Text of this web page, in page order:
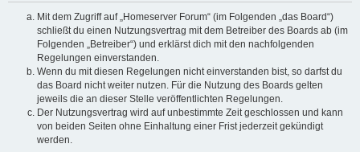
Mit dem Zugriff auf „Homeserver Forum“ (im Folgenden „das Board“)
schließt du einen Nutzungsvertrag mit dem Betreiber des Boards ab (im
Folgenden „Betreiber“) und erklärst dich mit den nachfolgenden
Regelungen einverstanden.
Wenn du mit diesen Regelungen nicht einverstanden bist, so darfst du
das Board nicht weiter nutzen. Für die Nutzung des Boards gelten
jeweils die an dieser Stelle veröffentlichten Regelungen.
Der Nutzungsvertrag wird auf unbestimmte Zeit geschlossen und kann
von beiden Seiten ohne Einhaltung einer Frist jederzeit gekündigt
werden.